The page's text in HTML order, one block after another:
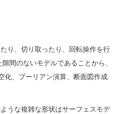
り、切り取ったり、回転操作を行
間のないモデルであることから、
化、ブーリアン演算、断面図作成
うな複雑な形状はサーフェスモデ